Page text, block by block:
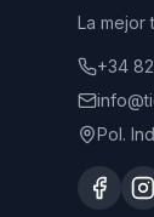
La mejor
+34
Pol.